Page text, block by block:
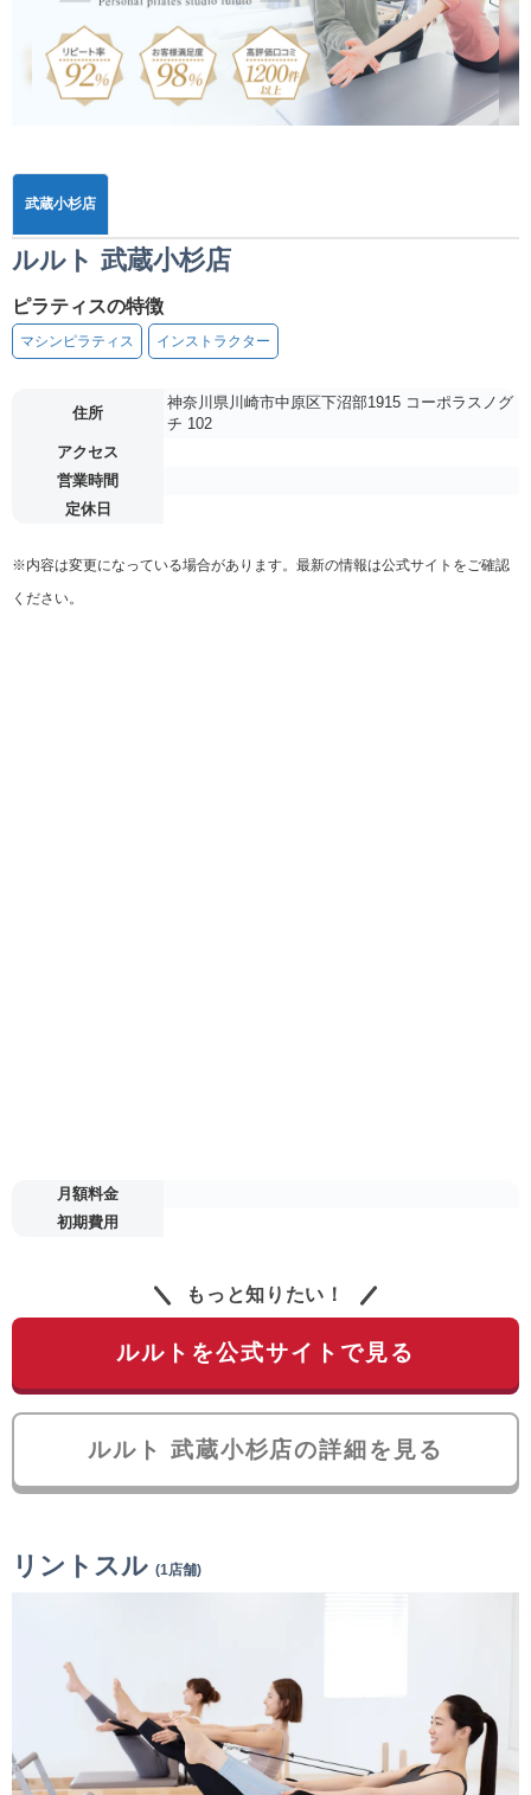
武蔵小杉店
ルルト 武蔵小杉店
ピラティスの特徴
マシンピラティス インストラクター
住所
神奈川県川崎市中原区下沼部1915 コーポラスノグ
チ 102
アクセス
営業時間
定休日
※内容は変更になっている場合があります。最新の情報は公式サイトをご確認
ください。
月額料金
初期費用
もっと知りたい！
ルルトを公式サイトで見る
ルルト 武蔵小杉店の詳細を見る
リントスル (1店舗)